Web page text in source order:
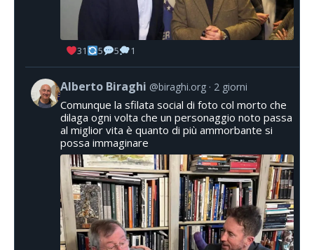
31 5 5 1
Alberto Biraghi @biraghi.org 2 giorni
Comunque la sfilata social di foto col morto che
dilaga ogni volta che un personaggio noto passa
al miglior vita è quanto di più ammorbante si
possa immaginare